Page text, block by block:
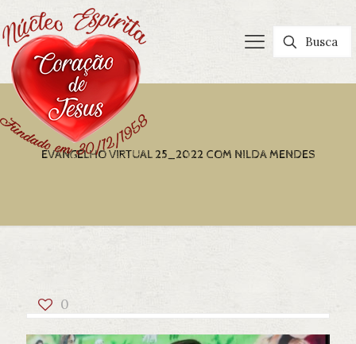
EVANGELHO VIRTUAL 25_2022 COM NILDA MENDES
0